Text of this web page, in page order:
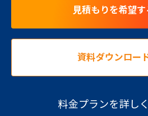
見積もりを希望す
資料ダウンロー
料金プランを詳し